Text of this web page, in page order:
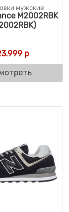
мужские
M2002RBK
р